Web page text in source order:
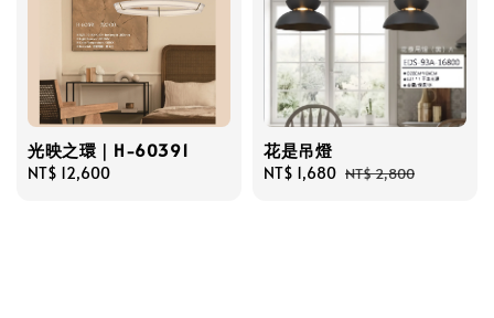
光映之環｜H-60391
Regular
NT$ 12,600
花是吊燈
Sale
NT$ 1,680 Regular
NT$ 2,800